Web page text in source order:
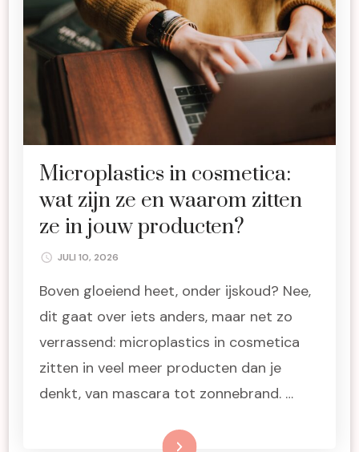
Microplastics in cosmetica:
wat zijn ze en waarom zitten
ze in jouw producten?
JULI 10, 2026
Boven gloeiend heet, onder ijskoud? Nee,
dit gaat over iets anders, maar net zo
verrassend: microplastics in cosmetica
zitten in veel meer producten dan je
denkt, van mascara tot zonnebrand. …
Lees meer